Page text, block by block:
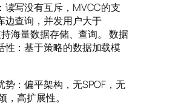
读写没有互斥，MVCC的支
边查询，并发用户大于
海量数据存储、查询。 数据
性：基于策略的数据加载模
势：偏平架构，无SPOF，无
，高扩展性。